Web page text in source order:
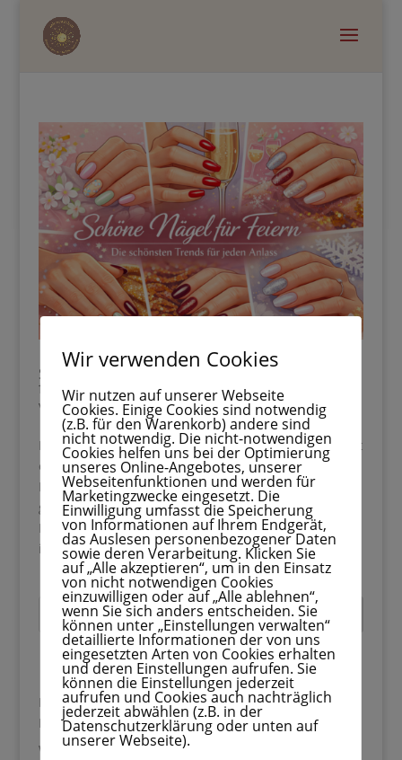
Schöne Nägel für Feiern – die schönsten Trends
für jeden Anlass ✨
vonMelina|Feb. 18, 2026|Feste
Es gibt Dinge, die machen einen besonderen Moment
einfach noch ein kleines bisschen schöner. Ein
Lieblingskleid.Ein besonderer Duft.Und perfekt
gestylte Nägel. Ob Valentinstag, Sommerurlaub,
Hochzeit oder Weihnachtsfeier – unsere Hände sind
immer mit dabei. Wir halten...
Suchen
Recent Posts
Blätter basteln mit Kindern: 33 kreative Ideen für den
Herbst
Wutanfall beim Anziehen: Warum dein Kind morgens
Wir verwenden Cookies
Wir nutzen auf unserer Webseite
Cookies. Einige Cookies sind notwendig
(z.B. für den Warenkorb) andere sind
nicht notwendig. Die nicht-notwendigen
Cookies helfen uns bei der Optimierung
unseres Online-Angebotes, unserer
Webseitenfunktionen und werden für
Marketingzwecke eingesetzt. Die
Einwilligung umfasst die Speicherung
von Informationen auf Ihrem Endgerät,
das Auslesen personenbezogener Daten
sowie deren Verarbeitung. Klicken Sie
auf „Alle akzeptieren“, um in den Einsatz
von nicht notwendigen Cookies
einzuwilligen oder auf „Alle ablehnen“,
wenn Sie sich anders entscheiden. Sie
können unter „Einstellungen verwalten“
detaillierte Informationen der von uns
eingesetzten Arten von Cookies erhalten
und deren Einstellungen aufrufen. Sie
können die Einstellungen jederzeit
aufrufen und Cookies auch nachträglich
jederzeit abwählen (z.B. in der
Datenschutzerklärung oder unten auf
unserer Webseite).